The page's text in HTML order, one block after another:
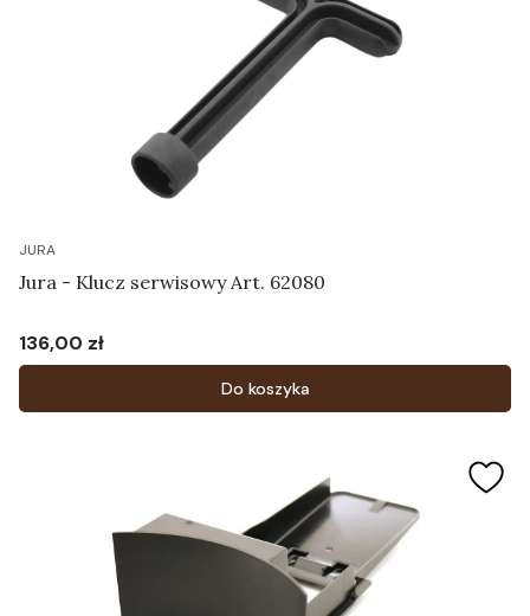
JURA
Jura - Klucz serwisowy Art. 62080
Cena
136,00 zł
Do koszyka